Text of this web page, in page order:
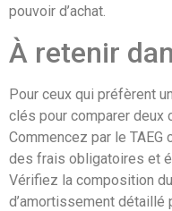
pouvoir d’achat.
À retenir
Pour ceux qui préfèrent
clés pour comparer deux
Commencez par le
des frais obligatoires et
Vérifiez la composition
d’amortissement détaillé